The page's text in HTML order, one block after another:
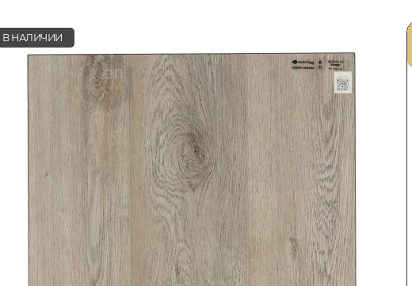
В НАЛИЧИИ